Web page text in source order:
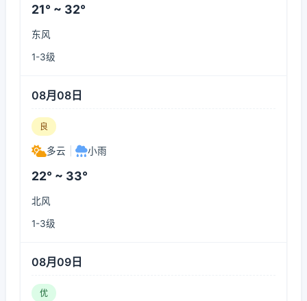
21° ~ 32°
东风
1-3级
08月08日
良
多云 小雨
22° ~ 33°
北风
1-3级
08月09日
优